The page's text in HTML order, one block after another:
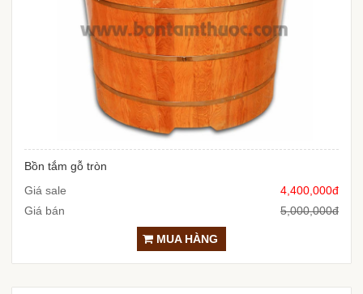
Bồn tắm gỗ tròn
Giá sale
4,400,000đ
Giá bán
5,000,000đ
MUA HÀNG